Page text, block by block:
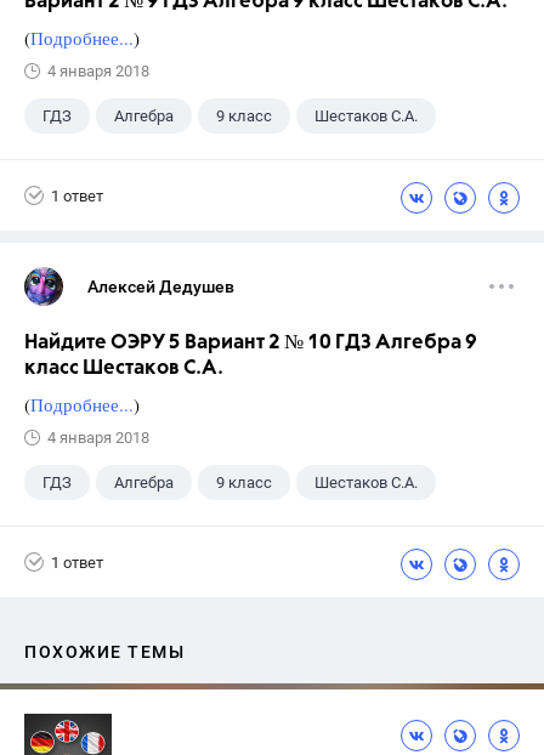
(Подробнее...)
4 января 2018
ГДЗ Алгебра 9 класс Шестаков С.А.
1 ответ
Алексей Дедушев
Найдите ОЭРУ 5 Вариант 2 № 10 ГДЗ Алгебра 9
класс Шестаков С.А.
(Подробнее...)
4 января 2018
ГДЗ Алгебра 9 класс Шестаков С.А.
1 ответ
ПОХОЖИЕ ТЕМЫ